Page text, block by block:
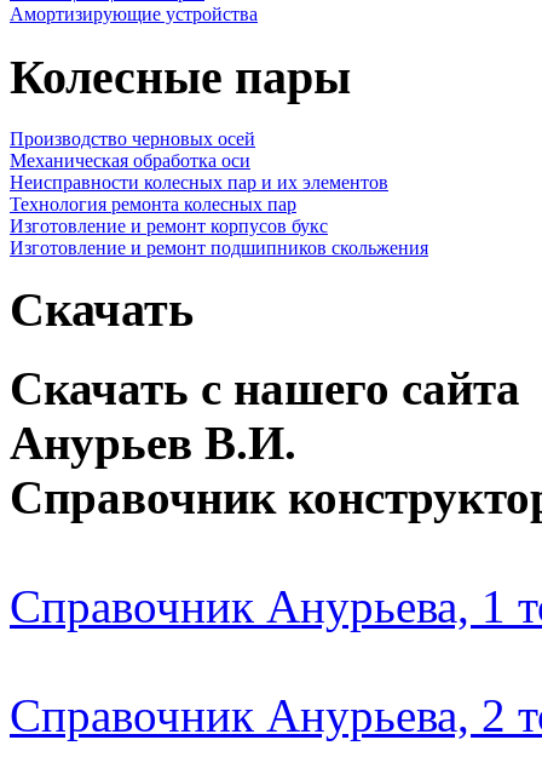
Амортизирующие устройства
Колесные пары
Производство черновых осей
Механическая обработка оси
Неисправности колесных пар и их элементов
Технология ремонта колесных пар
Изготовление и ремонт корпусов букс
Изготовление и ремонт подшипников скольжения
Скачать
Скачать с нашего сайта
Анурьев В.И.
Справочник
Справочник Анурьева, 1
Справочник Анурьева, 2